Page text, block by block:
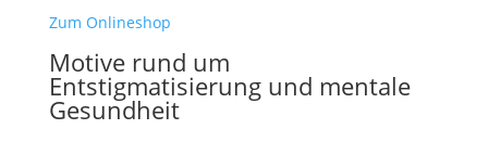
Zum Onlineshop
Motive rund um
Entstigmatisierung und mentale
Gesundheit